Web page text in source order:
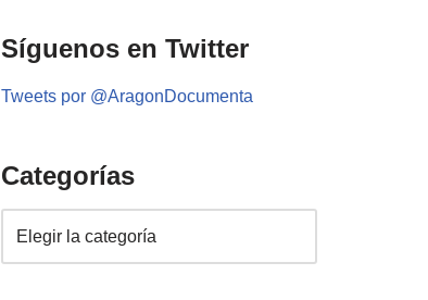
Síguenos en Twitter
Tweets por @AragonDocumenta
Categorías